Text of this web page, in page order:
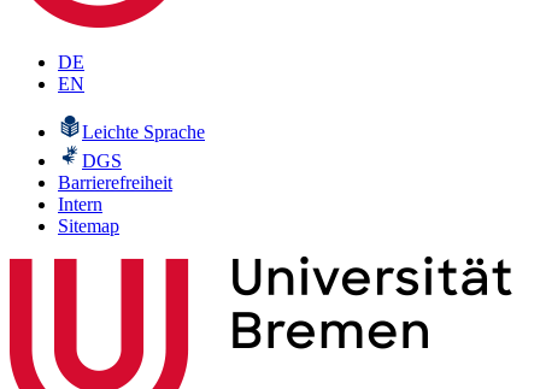
DE
EN
Leichte Sprache
DGS
Barrierefreiheit
Intern
Sitemap